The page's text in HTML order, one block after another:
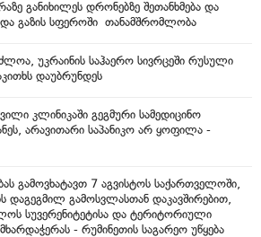
განიხილეს დრონებზე შეთანხმება და
და გაზის სფეროში თანამშრომლობა
უკრაინის საჰაერო სივრცეში რუსული
დაუბრუნდეს
კლინიკაში გეგმური სამედიცინო
არავითარი საპანიკო არ ყოფილა -
გამოვხატავთ 7 აგვისტოს საქართველოში,
დაგეგმილ გამოსვლასთან დაკავშირებით,
სუვერენიტეტისა და ტერიტორიული
- რუმინეთის საგარეო უწყება